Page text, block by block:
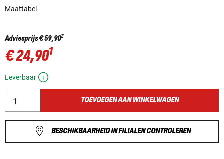
Maattabel
Adviesprijs€ 59,902
€ 24,901
Leverbaar
TOEVOEGEN AAN WINKELWAGEN
BESCHIKBAARHEID IN FILIALEN CONTROLEREN